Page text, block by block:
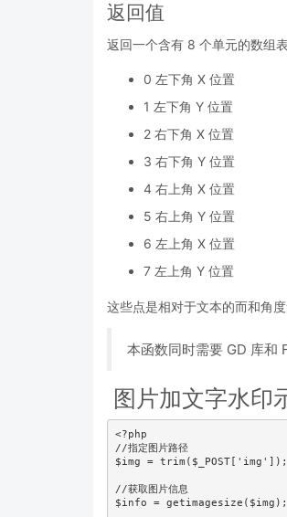
返回值
返回一个含有 8 个单元的数组
0 左下角 X 位置
1 左下角 Y 位置
2 右下角 X 位置
3 右下角 Y 位置
4 右上角 X 位置
5 右上角 Y 位置
6 左上角 X 位置
7 左上角 Y 位置
这些点是相对于文本的而和角
本函数同时需要 GD 库和
图片加文字水印
<?php
//指定图片路径
$img = trim($_POST['img']);
//获取图片信息
$info = getimagesize($img);